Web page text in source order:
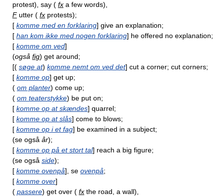
protest), say ( fx a few words),
Futter ( fx protests);
[ komme med en forklaring] give an explanation;
[ han kom ikke med nogen forklaring] he offered no explanation;
[ komme om ved]
(også fig) get around;
[( søge at) komme nemt om ved det] cut a corner; cut corners;
[ komme op] get up;
( om planter) come up;
( om teaterstykke) be put on;
[ komme op at skændes] quarrel;
[ komme op at slås] come to blows;
[ komme op i et fag] be examined in a subject;
(se også år);
[ komme op på et stort tal] reach a big figure;
(se også side);
[ komme ovenpå], se ovenpå;
[ komme over]
( passere) get over ( fx the road, a wall),